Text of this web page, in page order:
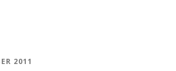
2011